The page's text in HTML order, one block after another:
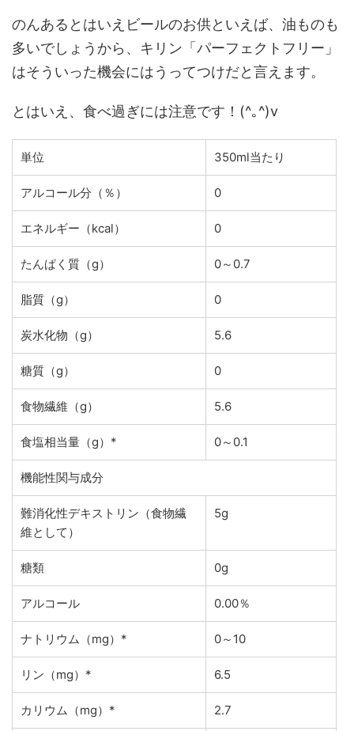
のんあるとはいえビールのお供といえば、油ものも
多いでしょうから、キリン「パーフェクトフリー」
はそういった機会にはうってつけだと言えます。
とはいえ、食べ過ぎには注意です！(^｡^)v
単位 350ml当たり
アルコール分（％） 0
エネルギー（kcal） 0
たんぱく質（g） 0～0.7
脂質（g） 0
炭水化物（g） 5.6
糖質（g） 0
食物繊維（g） 5.6
食塩相当量（g）* 0～0.1
機能性関与成分
難消化性デキストリン（食物繊
維として）
5g
糖類 0g
アルコール 0.00％
ナトリウム（mg）* 0～10
リン（mg）* 6.5
カリウム（mg）* 2.7